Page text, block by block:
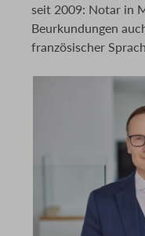
seit 2009: Notar in
Beurkundungen
französischer